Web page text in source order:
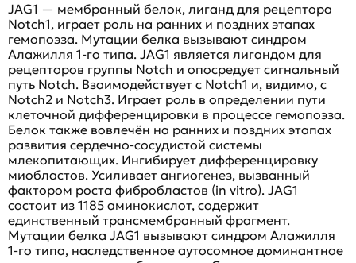
JAG1 — мембранный белок, лиганд для рецептора
Notch1, играет роль на ранних и поздних этапах
гемопоэза. Мутации белка вызывают синдром
Алажилля 1-го типа. JAG1 является лигандом для
рецепторов группы Notch и опосредует сигнальный
путь Notch. Взаимодействует с Notch1 и, видимо, с
Notch2 и Notch3. Играет роль в определении пути
клеточной дифференцировки в процессе гемопоэза.
Белок также вовлечён на ранних и поздних этапах
развития сердечно-сосудистой системы
млекопитающих. Ингибирует дифференцировку
миобластов. Усиливает ангиогенез, вызванный
фактором роста фибробластов (in vitro). JAG1
состоит из 1185 аминокислот, содержит
единственный трансмембранный фрагмент.
Мутации белка JAG1 вызывают синдром Алажилля
1-го типа, наследственное аутосомное доминантное